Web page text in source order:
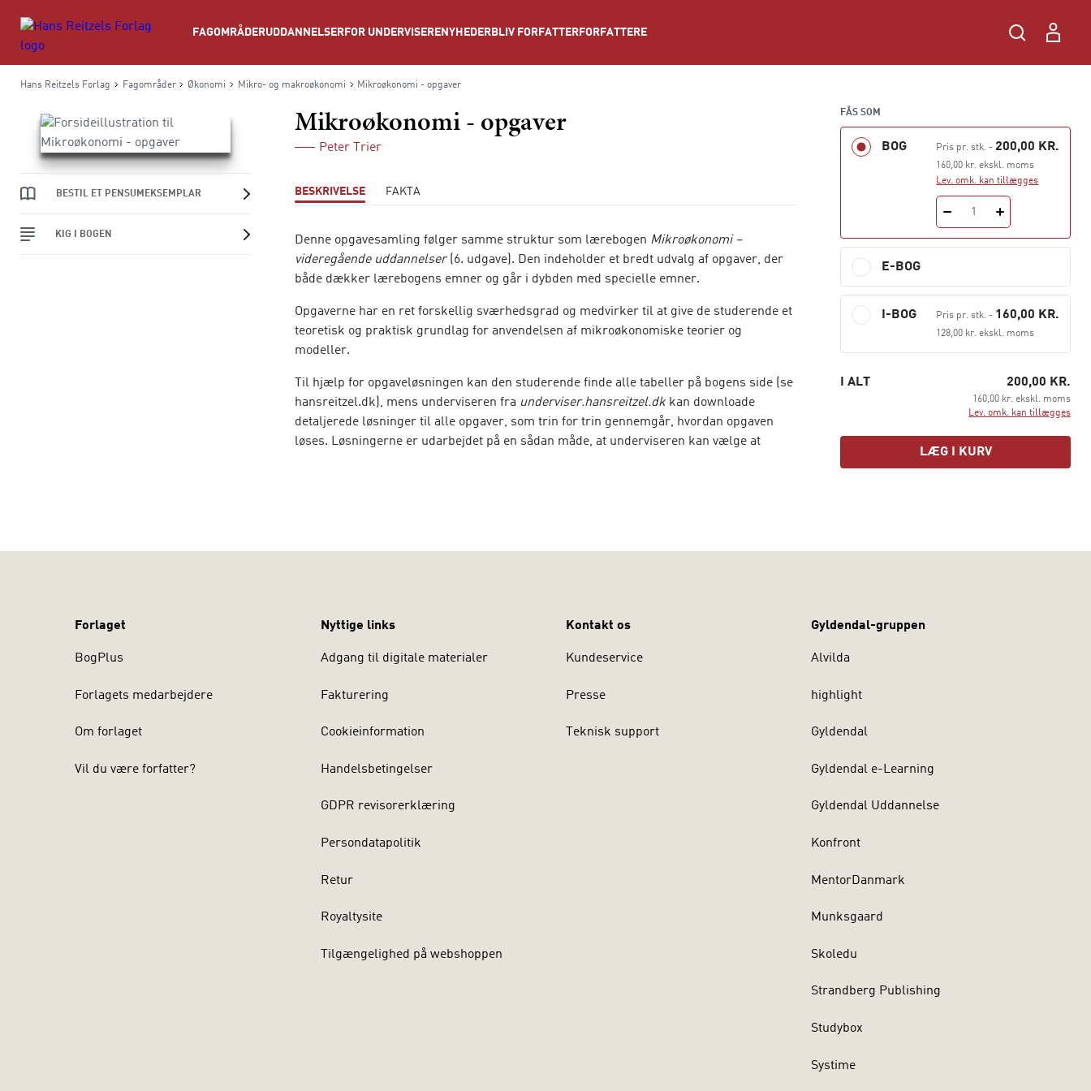
FAGOMRÅDERUDDANNELSER FOR UNDERVISERE NYHEDER BLIV FORFATTER FORFATTERE
Hans Reitzels Forlag Fagområder Økonomi Mikro- og makroøkonomi Mikroøkonomi - opgaver
BESTIL ET PENSUMEKSEMPLAR
KIG I BOGEN
Mikroøkonomi - opgaver
Peter Trier
BESKRIVELSE FAKTA
Denne opgavesamling følger samme struktur som lærebogen Mikroøkonomi –
videregående uddannelser(6. udgave). Den indeholder et bredt udvalg af opgaver, der
både dækker lærebogens emner og går i dybden med specielle emner.
Opgaverne har en ret forskellig sværhedsgrad og medvirker til at give de studerende et
teoretisk og praktisk grundlag for anvendelsen af mikroøkonomiske teorier og
modeller.
Til hjælp for opgaveløsningen kan den studerende finde alle tabeller på bogens side (se
hansreitzel.dk), mens underviseren fra underviser.hansreitzel.dkkan downloade
detaljerede løsninger til alle opgaver, som trin for trin gennemgår, hvordan opgaven
løses. Løsningerne er udarbejdet på en sådan måde, at underviseren kan vælge at
FÅS SOM
BOG Pris pr. stk. - 200,00 KR.
160,00 kr. ekskl. moms
Lev. omk. kan tillægges
1
E-BOG
I-BOG Pris pr. stk. - 160,00 KR.
128,00 kr. ekskl. moms
I ALT 200,00 KR.
160,00 kr. ekskl. moms
Lev. omk. kan tillægges
LÆG I KURV
Forlaget
BogPlus
Forlagets medarbejdere
Om forlaget
Vil du være forfatter?
Nyttige links
Adgang til digitale materialer
Fakturering
Cookieinformation
Handelsbetingelser
GDPR revisorerklæring
Persondatapolitik
Retur
Royaltysite
Tilgængelighed på webshoppen
Kontakt os
Kundeservice
Presse
Teknisk support
Gyldendal-gruppen
Alvilda
highlight
Gyldendal
Gyldendal e-Learning
Gyldendal Uddannelse
Konfront
MentorDanmark
Munksgaard
Skoledu
Strandberg Publishing
Studybox
Systime